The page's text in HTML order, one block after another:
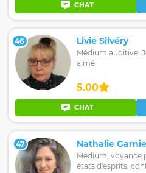
CHAT
46 Livie Silvéry
Médium auditive.
aimé
5.00
CHAT
47 Nathalie
Medium, voyance
états d'esprits,